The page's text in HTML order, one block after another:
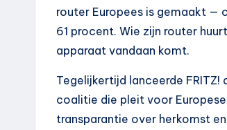
router Europees is gemaakt —
61 procent. Wie zijn router
apparaat vandaan komt.
Tegelijkertijd lanceerde FRITZ!
coalitie die pleit voor
transparantie over herkomst